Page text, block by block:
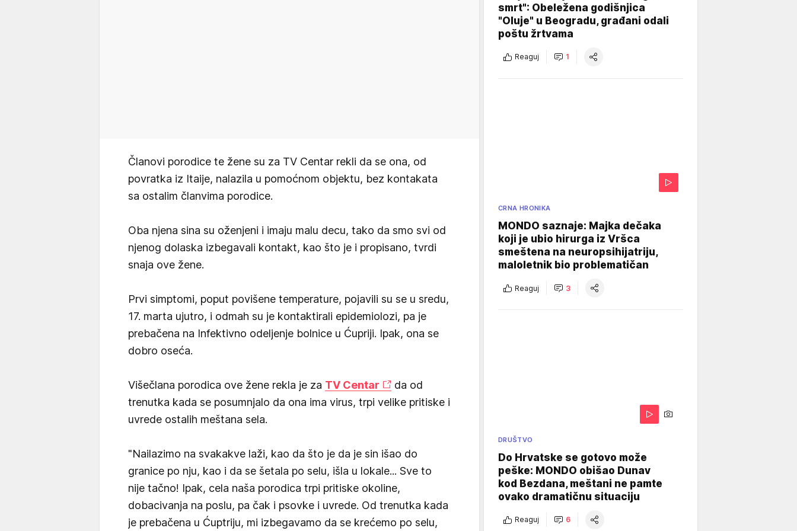
Članovi porodice te žene su za TV Centar rekli da se ona, od
povratka iz Itaije, nalazila u pomoćnom objektu, bez kontakata
sa ostalim članvima porodice.
Oba njena sina su oženjeni i imaju malu decu, tako da smo svi od
njenog dolaska izbegavali kontakt, kao što je i propisano, tvrdi
snaja ove žene.
Prvi simptomi, poput povišene temperature, pojavili su se u sredu,
17. marta ujutro, i odmah su je kontaktirali epidemiolozi, pa je
prebačena na Infektivno odeljenje bolnice u Ćupriji. Ipak, ona se
dobro oseća.
Višečlana porodica ove žene rekla je za TV Centar
da od
trenutka kada se posumnjalo da ona ima virus, trpi velike pritiske i
uvrede ostalih meštana sela.
"Nailazimo na svakakve laži, kao da što je da je sin išao do
granice po nju, kao i da se šetala po selu, išla u lokale... Sve to
nije tačno! Ipak, cela naša porodica trpi pritiske okoline,
dobacivanja na poslu, pa čak i psovke i uvrede. Od trenutka kada
je prebačena u Ćuptriju, mi izbegavamo da se krećemo po selu,
smrt": Obeležena godišnjica
"Oluje" u Beogradu, građani odali
poštu žrtvama
Reaguj 1
CRNA HRONIKA
MONDO saznaje: Majka dečaka
koji je ubio hirurga iz Vršca
smeštena na neuropsihijatriju,
maloletnik bio problematičan
Reaguj 3
DRUŠTVO
Do Hrvatske se gotovo može
peške: MONDO obišao Dunav
kod Bezdana, meštani ne pamte
ovako dramatičnu situaciju
Reaguj 6